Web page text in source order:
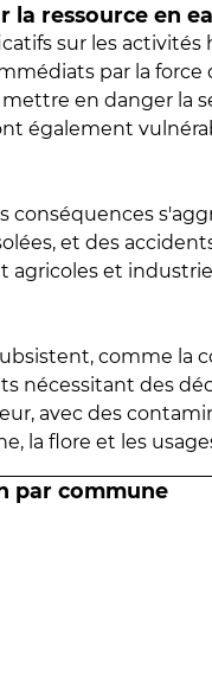
la ressource en
sur les
par la
en danger la
également
conséquences
et des
et
comme la
nécessitant des
avec des
la flore et les
par commune